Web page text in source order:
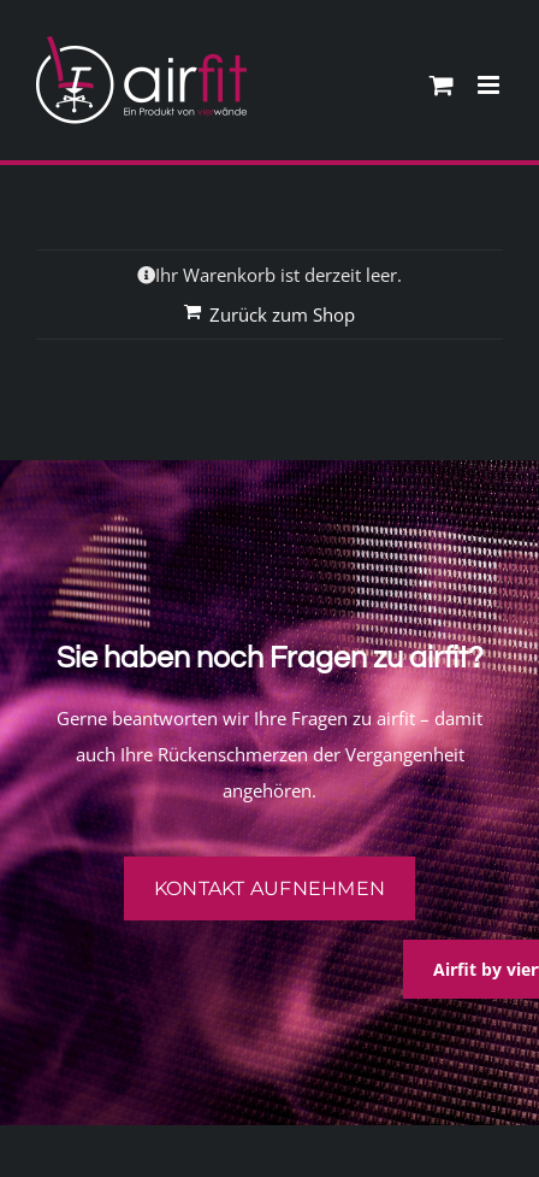
content
Ihr Warenkorb ist derzeit leer.
Zurück zum Shop
Sie haben noch Fragen zu airfit?
Gerne beantworten wir Ihre Fragen zu airfit – damit
auch Ihre Rückenschmerzen der Vergangenheit
angehören.
KONTAKT AUFNEHMEN
Airfit by